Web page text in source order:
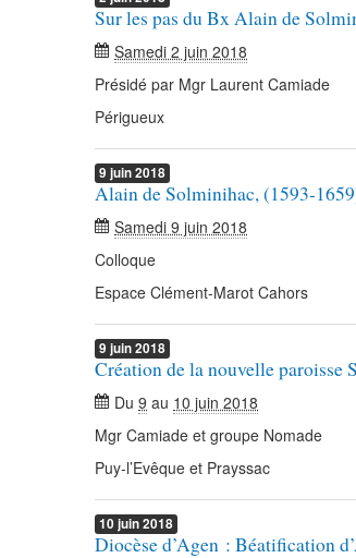
Sur les pas du Bx Alain de
Samedi 2 juin 2018
Présidé par Mgr Laurent Camiade
Périgueux
9 juin2018
Alain de Solminihac, (1593-
Samedi 9 juin 2018
Colloque
Espace Clément-Marot Cahors
9 juin2018
Création de la nouvelle paroisse
Du 9 au 10 juin 2018
Mgr Camiade et groupe Nomade
Puy-l’Evêque et Prayssac
10 juin2018
Diocèse d’Agen : Béatification